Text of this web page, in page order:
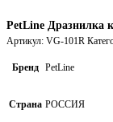
PetLine Дразнилка
Артикул: VG-101R
Бренд PetLine
Страна РОССИЯ